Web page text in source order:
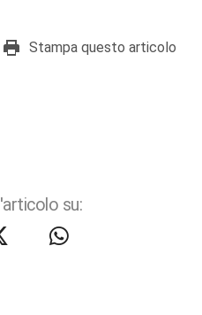
Stampa questo articolo
su: